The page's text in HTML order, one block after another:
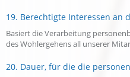
19. Berechtigte Interessen an
Basiert die Verarbeitung
des Wohlergehens all unserer
20. Dauer, für die die